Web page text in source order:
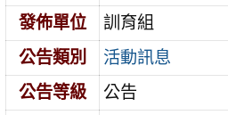
發佈單位
訓育組
公告類別
活動訊息
公告等級
公告